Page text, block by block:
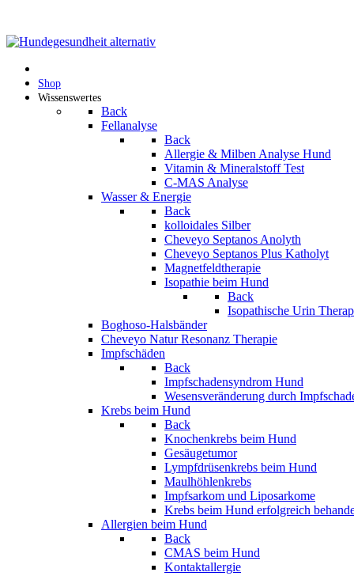
Shop
Wissenswertes
Back
Fellanalyse
Back
Allergie & Milben Analyse Hund
Vitamin & Mineralstoff Test
C-MAS Analyse
Wasser & Energie
Back
kolloidales Silber
Cheveyo Septanos Anolyth
Cheveyo Septanos Plus Katholyt
Magnetfeldtherapie
Isopathie beim Hund
Back
Isopathische Urin
Boghoso-Halsbänder
Cheveyo Natur Resonanz Therapie
Impfschäden
Back
Impfschadensyndrom Hund
Wesensveränderung durch
Krebs beim Hund
Back
Knochenkrebs beim Hund
Gesäugetumor
Lympfdrüsenkrebs beim Hund
Maulhöhlenkrebs
Impfsarkom und Liposarkome
Krebs beim Hund erfolgreich
Allergien beim Hund
Back
CMAS beim Hund
Kontaktallergie